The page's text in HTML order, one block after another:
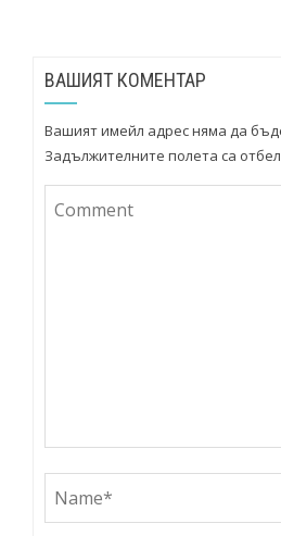
ВАШИЯТ КОМЕНТАР
Вашият имейл адрес няма да
Задължителните полета са